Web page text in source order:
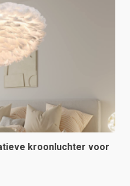
kroonluchter voor